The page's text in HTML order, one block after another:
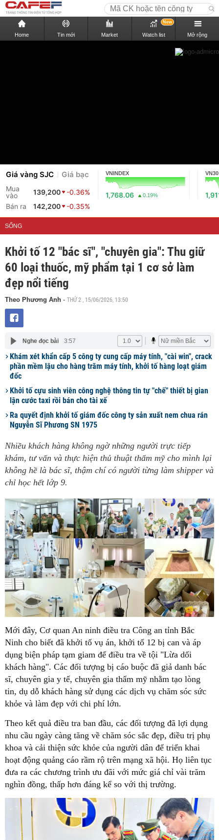
Home Tin mới Market Watch list
New
Mở rộng
Giá vàng SJC Giá bạc
Mua
vào
139,200
-0.36%
Bán ra
142,200 -0.35%
VNINDEX
1,768.06 0.19%
VN30
SỐNG
Khởi tố 12 "bác sĩ", "chuyên gia": Thu giữ
60 loại thuốc, mỹ phẩm tại 1 cơ sở làm
đẹp nổi tiếng
Theo Phương Anh - THỨ 2 , 15/06/2026, 13:50
Nghe đọc bài 3:57
Khám xét khẩn cấp 5 công ty cung cấp máy tính, "cài win", crack
phần mềm lậu cho hàng trăm máy tính, khởi tố hàng loạt giám
đốc
Khởi tố cựu sinh viên công nghệ thông tin tự "chế" thiết bị gian
lận cước taxi rồi bán cho tài xế
Ra quyết định khởi tố giám đốc công ty sản xuất nem chua rán
Nguyễn Sĩ Phương SN 1975
Nhiều khách hàng không ngờ những người trực tiếp
khám, tư vấn và thực hiện thủ thuật thẩm mỹ cho mình lại
không hề là bác sĩ, thậm chí có người từng làm shipper và
chỉ học hết lớp 9.
Mới đây, Cơ quan An ninh điều tra Công an tỉnh Bắc
Ninh cho biết đã khởi tố vụ án, khởi tố 12 bị can và áp
dụng biện pháp tạm giam để điều tra về tội "Lừa dối
khách hàng". Các đối tượng bị cáo buộc đã giả danh bác
sĩ, chuyên gia y tế, chuyên gia thẩm mỹ nhằm tạo lòng
tin, dụ dỗ khách hàng sử dụng các dịch vụ chăm sóc sức
khỏe và làm đẹp với chi phí lớn.
Theo kết quả điều tra ban đầu, các đối tượng đã lợi dụng
nhu cầu ngày càng tăng về chăm sóc sắc đẹp, điều trị phụ
khoa và cải thiện sức khỏe của người dân để triển khai
hoạt động quảng cáo rầm rộ trên mạng xã hội. Họ liên tục
đưa ra các chương trình ưu đãi với mức giá chỉ vài trăm
nghìn đồng, thấp hơn đáng kể so với thị trường.